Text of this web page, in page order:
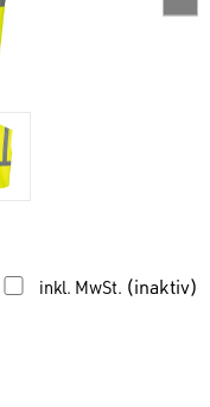
inkl. MwSt. (inaktiv)